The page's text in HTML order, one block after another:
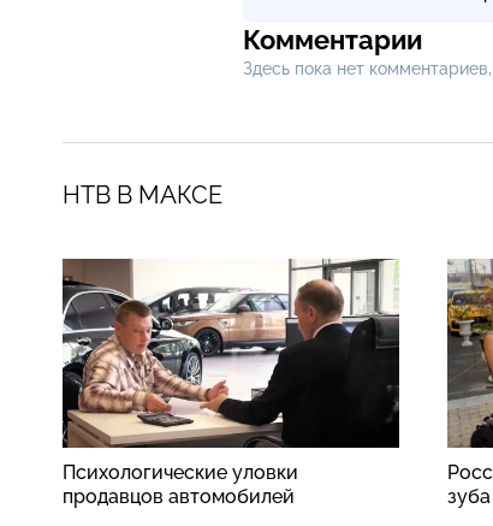
Комментарии
Здесь пока нет
НТВ В МАКСЕ
Психологические уловки
продавцов автомобилей
зуба